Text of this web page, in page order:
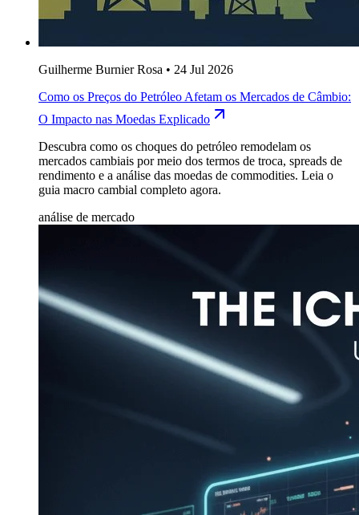
Guilherme Burnier Rosa • 24 Jul 2026
Como os Preços do Petróleo Afetam os Mercados de Câmbio:
O Impacto nas Moedas Explicado
Descubra como os choques do petróleo remodelam os
mercados cambiais por meio dos termos de troca, spreads de
rendimento e a análise das moedas de commodities. Leia o
guia macro cambial completo agora.
análise de mercado